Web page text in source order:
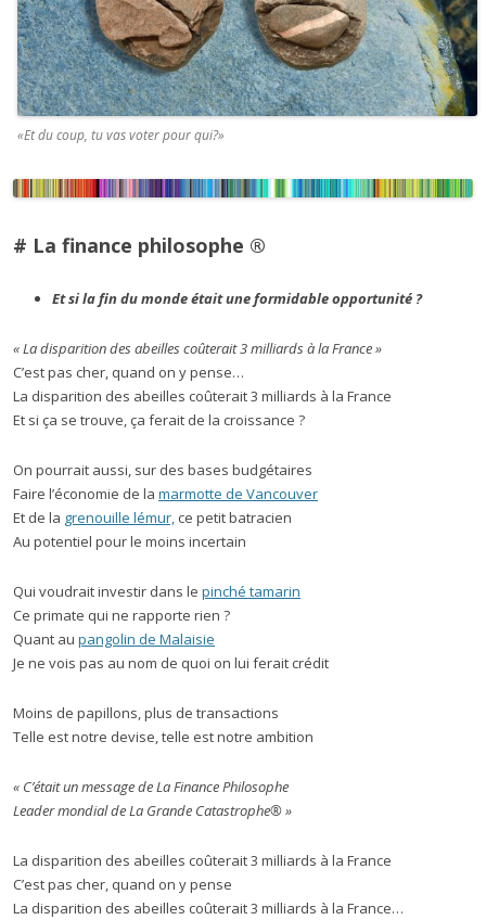
«Et du coup, tu vas voter pour qui?»
# La finance philosophe ®
Et si la fin du monde était une formidable opportunité ?
« La disparition des abeilles coûterait 3 milliards à la France »
C’est pas cher, quand on y pense…
La disparition des abeilles coûterait 3 milliards à la France
Et si ça se trouve, ça ferait de la croissance ?
On pourrait aussi, sur des bases budgétaires
Faire l’économie de la marmotte de Vancouver
Et de la grenouille lémur, ce petit batracien
Au potentiel pour le moins incertain
Qui voudrait investir dans le pinché tamarin
Ce primate qui ne rapporte rien ?
Quant au pangolin de Malaisie
Je ne vois pas au nom de quoi on lui ferait crédit
Moins de papillons, plus de transactions
Telle est notre devise, telle est notre ambition
« C’était un message de La Finance Philosophe
Leader mondial de La Grande Catastrophe® »
La disparition des abeilles coûterait 3 milliards à la France
C’est pas cher, quand on y pense
La disparition des abeilles coûterait 3 milliards à la France…